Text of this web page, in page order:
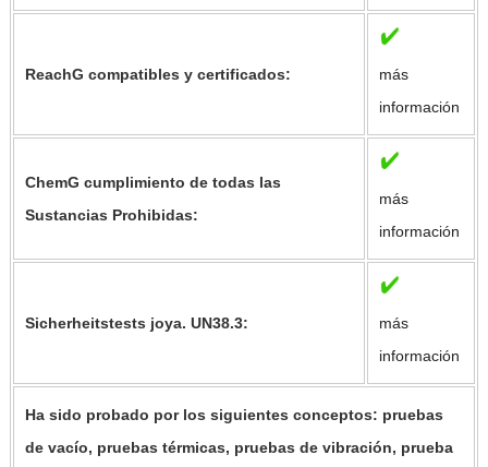
ReachG compatibles y certificados:
más
información
ChemG cumplimiento de todas las
Sustancias Prohibidas:
más
información
Sicherheitstests joya. UN38.3:
más
información
Ha sido probado por los siguientes conceptos: pruebas
de vacío, pruebas térmicas, pruebas de vibración, prueba